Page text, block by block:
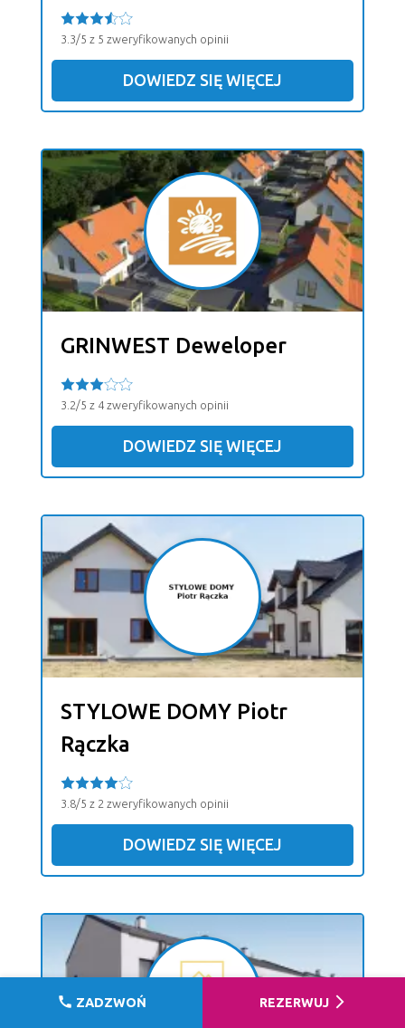
3.3/5 z 5 zweryfikowanych opinii
DOWIEDZ SIĘ WIĘCEJ
GRINWEST Deweloper
3.2/5 z 4 zweryfikowanych opinii
DOWIEDZ SIĘ WIĘCEJ
STYLOWE DOMY Piotr
Rączka
3.8/5 z 2 zweryfikowanych opinii
DOWIEDZ SIĘ WIĘCEJ
call ZADZWOŃ REZERWUJ arrow_forward_ios